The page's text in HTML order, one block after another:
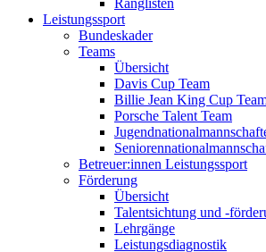
Ranglisten
Leistungssport
Bundeskader
Teams
Übersicht
Davis Cup Team
Billie Jean King Cup
Porsche Talent Team
Betreuer:innen Leistungssport
Förderung
Übersicht
Talentsichtung und -
Lehrgänge
Leistungsdiagnostik